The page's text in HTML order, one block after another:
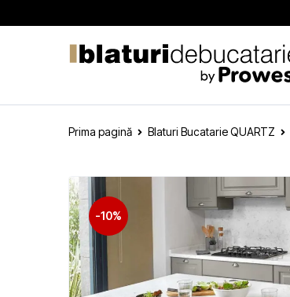
Prima pagină Blaturi Bucatarie QUARTZ
-10%